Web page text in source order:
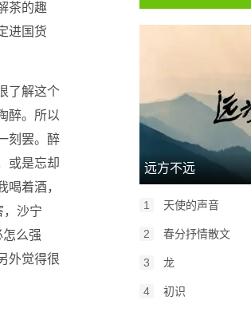
茶的趣
进国货
了解这个
醉。所以
刻罢。醉
或是忘却
着酒，
，沙宁
么强
外觉得很
远方不远
1 天使的声音
2 春分抒情散文
3 龙
4 初识